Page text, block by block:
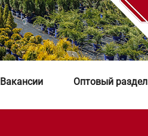
Вакансии Оптовый раздел